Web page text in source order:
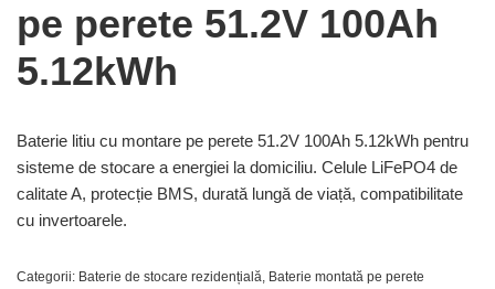
pe perete 51.2V 100Ah
5.12kWh
Baterie litiu cu montare pe perete 51.2V 100Ah 5.12kWh pentru
sisteme de stocare a energiei la domiciliu. Celule LiFePO4 de
calitate A, protecție BMS, durată lungă de viață, compatibilitate
cu invertoarele.
Categorii: Baterie de stocare rezidențială, Baterie montată pe perete